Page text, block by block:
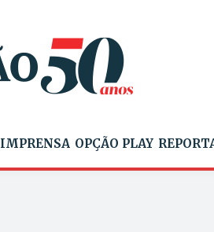
IMPRENSA OPÇÃO PLAY